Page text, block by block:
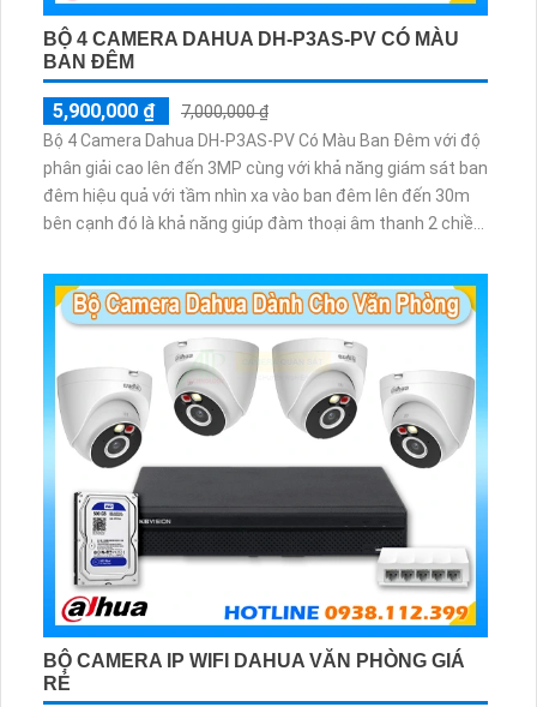
BỘ 4 CAMERA DAHUA DH-P3AS-PV CÓ MÀU
BAN ĐÊM
5,900,000 ₫
7,000,000 ₫
Bộ 4 Camera Dahua DH-P3AS-PV Có Màu Ban Đêm với độ
phân giải cao lên đến 3MP cùng với khả năng giám sát ban
đêm hiệu quả với tầm nhìn xa vào ban đêm lên đến 30m
bên cạnh đó là khả năng giúp đàm thoại âm thanh 2 chiều
BỘ CAMERA IP WIFI DAHUA VĂN PHÒNG GIÁ
RẺ